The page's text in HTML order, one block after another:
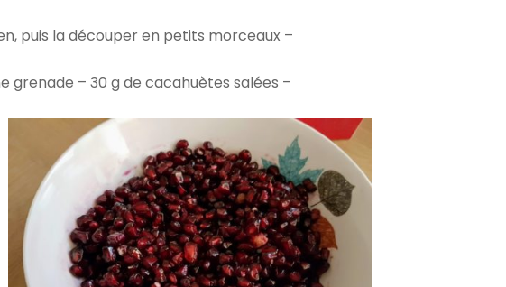
puis la découper en petits morceaux –
grenade – 30 g de cacahuètes salées –